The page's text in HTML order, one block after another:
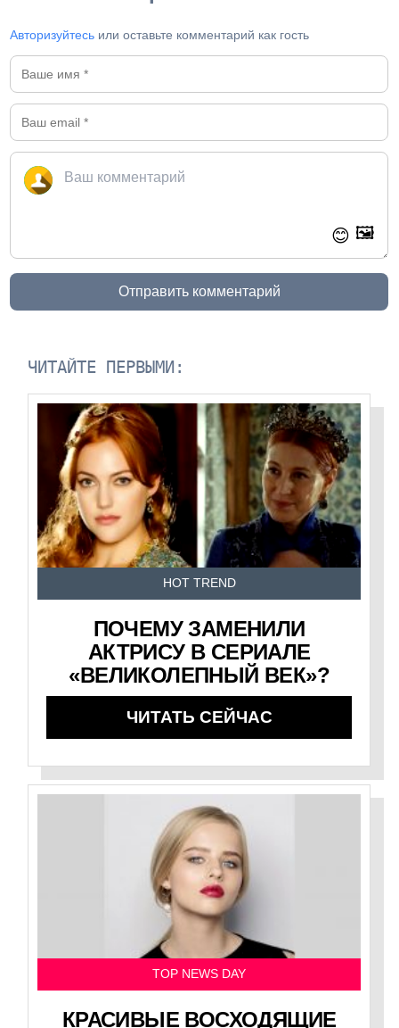
Авторизуйтесь или оставьте комментарий как гость
😊 🖼️
Отправить комментарий
ЧИТАЙТЕ ПЕРВЫМИ:
HOT TREND
ПОЧЕМУ ЗАМЕНИЛИ
АКТРИСУ В СЕРИАЛЕ
«ВЕЛИКОЛЕПНЫЙ ВЕК»?
ЧИТАТЬ СЕЙЧАС
TOP NEWS DAY
КРАСИВЫЕ ВОСХОДЯЩИЕ